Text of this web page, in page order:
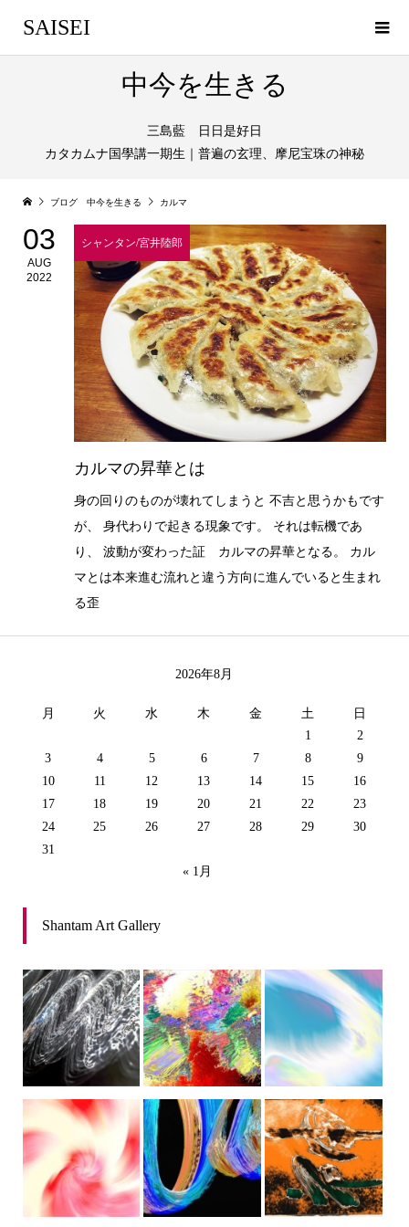
SAISEI
中今を生きる
三島藍 日日是好日
カタカムナ国學講一期生｜普遍の玄理、摩尼宝珠の神秘
ブログ 中今を生きる カルマ
03
AUG
2022
シャンタン/宮井陸郎
カルマの昇華とは
身の回りのものが壊れてしまうと 不吉と思うかもです
が、 身代わりで起きる現象です。 それは転機であ
り、 波動が変わった証 カルマの昇華となる。 カル
マとは本来進む流れと違う方向に進んでいると生まれ
る歪
2026年8月
月 火 水 木 金 土
日
1
2
3
4 5 6 7 8
9
10
11 12 13 14 15
16
17
18 19 20 21 22
23
24
25 26 27 28 29
30
31
« 1月
Shantam Art Gallery